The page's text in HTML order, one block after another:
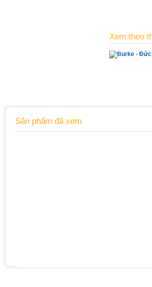
Xem theo
Sản phẩm đã xem